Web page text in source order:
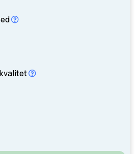
Læs mere her.
her.